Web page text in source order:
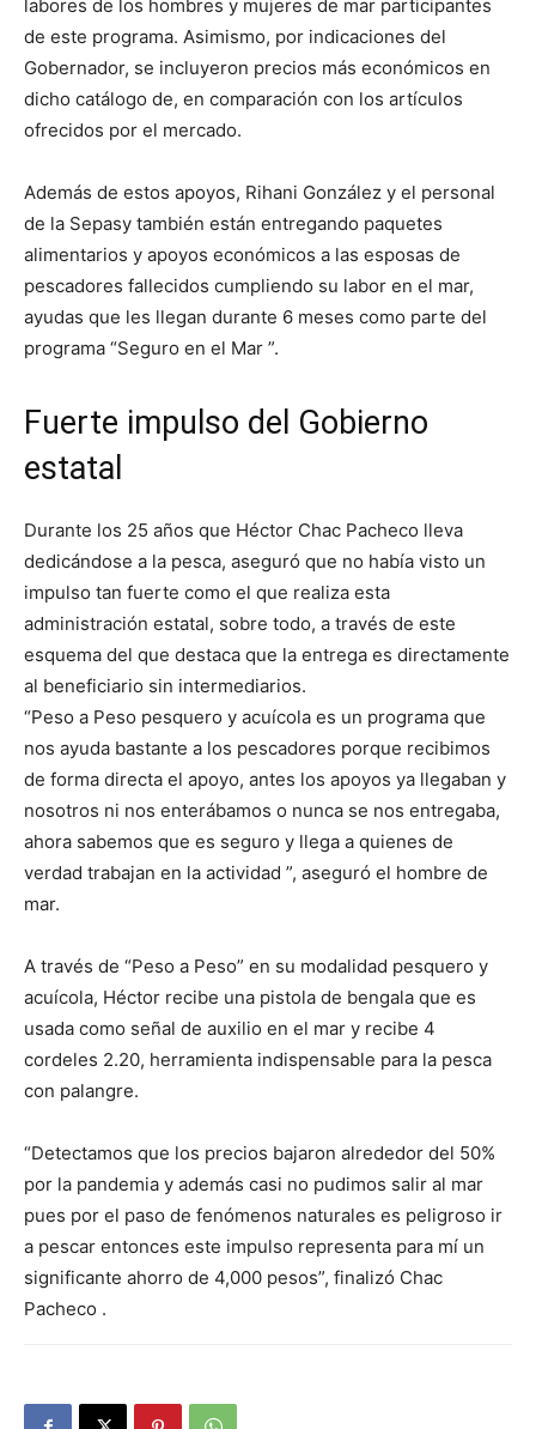
labores de los hombres y mujeres de mar participantes
de este programa. Asimismo, por indicaciones del
Gobernador, se incluyeron precios más económicos en
dicho catálogo de, en comparación con los artículos
ofrecidos por el mercado.
Además de estos apoyos, Rihani González y el personal
de la Sepasy también están entregando paquetes
alimentarios y apoyos económicos a las esposas de
pescadores fallecidos cumpliendo su labor en el mar,
ayudas que les llegan durante 6 meses como parte del
programa “Seguro en el Mar ”.
Fuerte impulso del Gobierno
estatal
Durante los 25 años que Héctor Chac Pacheco lleva
dedicándose a la pesca, aseguró que no había visto un
impulso tan fuerte como el que realiza esta
administración estatal, sobre todo, a través de este
esquema del que destaca que la entrega es directamente
al beneficiario sin intermediarios.
“Peso a Peso pesquero y acuícola es un programa que
nos ayuda bastante a los pescadores porque recibimos
de forma directa el apoyo, antes los apoyos ya llegaban y
nosotros ni nos enterábamos o nunca se nos entregaba,
ahora sabemos que es seguro y llega a quienes de
verdad trabajan en la actividad ”, aseguró el hombre de
mar.
A través de “Peso a Peso” en su modalidad pesquero y
acuícola, Héctor recibe una pistola de bengala que es
usada como señal de auxilio en el mar y recibe 4
cordeles 2.20, herramienta indispensable para la pesca
con palangre.
“Detectamos que los precios bajaron alrededor del 50%
por la pandemia y además casi no pudimos salir al mar
pues por el paso de fenómenos naturales es peligroso ir
a pescar entonces este impulso representa para mí un
significante ahorro de 4,000 pesos”, finalizó Chac
Pacheco .